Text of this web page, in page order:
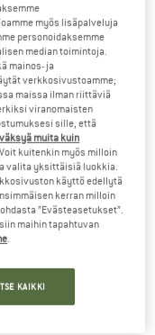
CAMPO LIBRE
LED-lamppu
39,95 €
5,0(3)
myös lisäpalveluja
personoidaksemme
median toimintoja.
mainos- ja
verkkosivustoamme;
maissa ilman riittäviä
viranomaisten
sille, että
muita kuin
. Voit kuitenkin myös milloin
valita yksittäisiä luokkia.
käyttö edellytä
kerran milloin
”Evästeasetukset”.
maihin tapahtuvan
KAIKKI